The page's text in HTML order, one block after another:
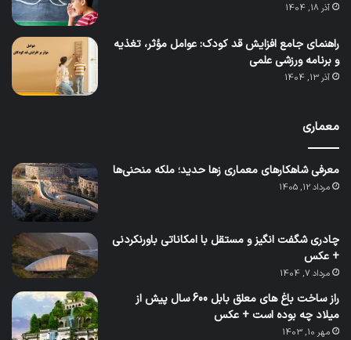
آذر 18, 1404
راهنمای جامع افزایش قد کودک: عوامل مؤثر، تغذیه
و برنامه ورزشی علمی
آذر 13, 1404
معماری
معرفی شاهکارهای معماری زها حدید؛ ملکه منحنی‌ها
مرداد 12, 1405
چادری شگفت انگیز و مستقل با امکاناتی باورنکردنی
+ عکس
مرداد 7, 1404
راز ساخت باغ های معلق بابل 600 سال پیش از
میلاد چه بوده است + عکس
مهر 10, 1403